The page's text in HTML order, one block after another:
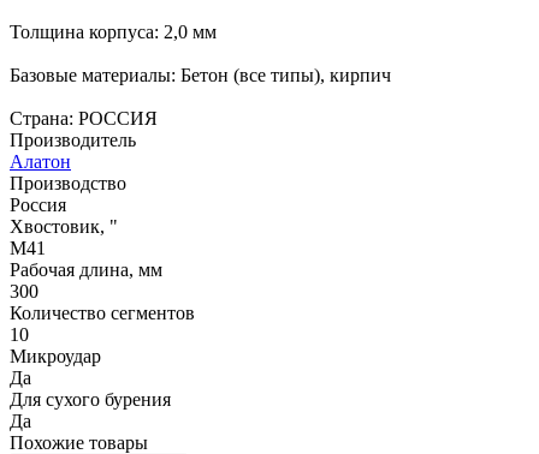
Толщина корпуса: 2,0 мм
Базовые материалы: Бетон (все типы), кирпич
Страна: РОССИЯ
Производитель
Алатон
Производство
Россия
Хвостовик, "
М41
Рабочая длина, мм
300
Количество сегментов
10
Микроудар
Да
Для сухого бурения
Да
Похожие товары